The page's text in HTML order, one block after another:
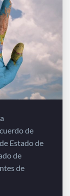
de
Estado de
de
de